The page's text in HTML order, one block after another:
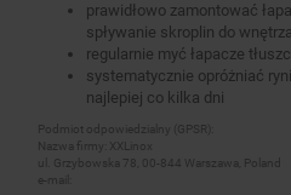
prawidłowo zamontować
spływanie skroplin do
regularnie myć łapacze
systematycznie opróżniać
najlepiej co kilka dni
Podmiot odpowiedzialny (GPSR):
Nazwa firmy: XXLinox
ul. Grzybowska 78, 00-844 Warszawa, Poland
e-mail: